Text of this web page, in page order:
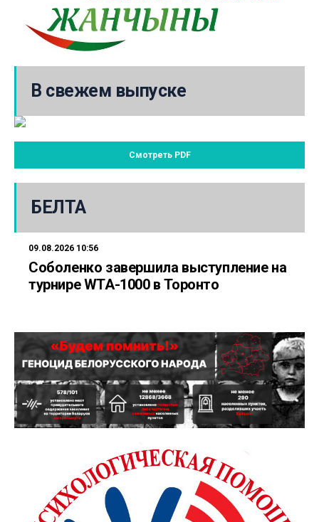
В свежем выпуске
Смотреть PDF
БЕЛТА
09.08.2026 10:56
Соболенко завершила выступление на
турнире WTA-1000 в Торонто